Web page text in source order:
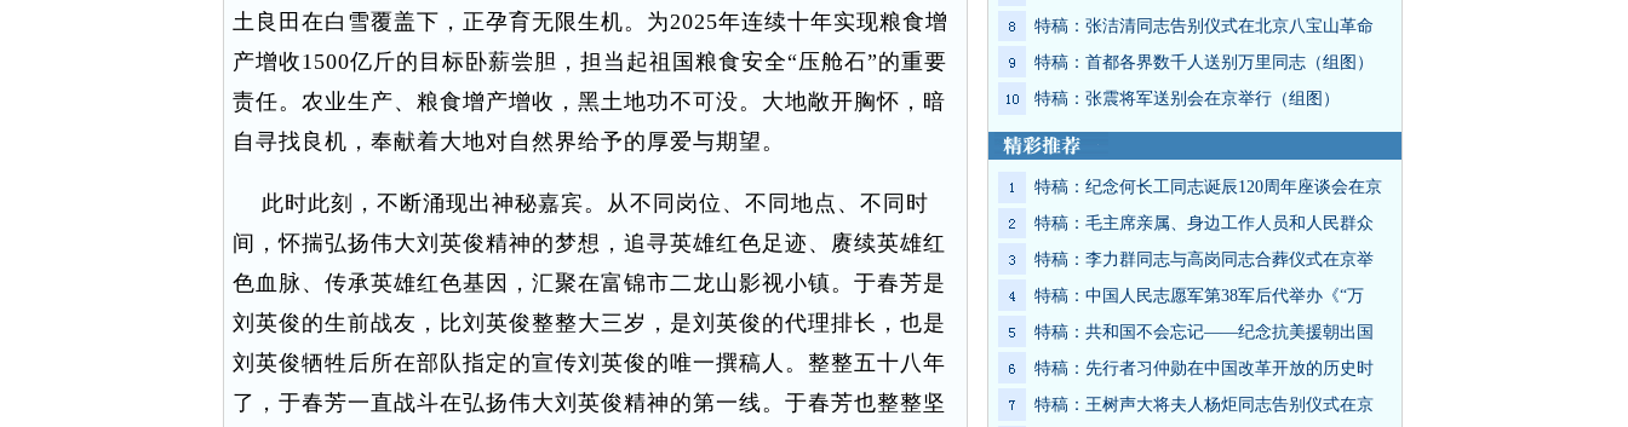
土良田在白雪覆盖下，正孕育无限生机。为2025年连续十年实现粮食增
产增收1500亿斤的目标卧薪尝胆，担当起祖国粮食安全“压舱石”的重要
责任。农业生产、粮食增产增收，黑土地功不可没。大地敞开胸怀，暗
自寻找良机，奉献着大地对自然界给予的厚爱与期望。
此时此刻，不断涌现出神秘嘉宾。从不同岗位、不同地点、不同时
间，怀揣弘扬伟大刘英俊精神的梦想，追寻英雄红色足迹、赓续英雄红
色血脉、传承英雄红色基因，汇聚在富锦市二龙山影视小镇。于春芳是
刘英俊的生前战友，比刘英俊整整大三岁，是刘英俊的代理排长，也是
刘英俊牺牲后所在部队指定的宣传刘英俊的唯一撰稿人。整整五十八年
了，于春芳一直战斗在弘扬伟大刘英俊精神的第一线。于春芳也整整坚
特稿：张洁清同志告别仪式在北京八宝山革命
特稿：首都各界数千人送别万里同志（组图）
特稿：张震将军送别会在京举行（组图）
特稿：纪念何长工同志诞辰120周年座谈会在京
特稿：毛主席亲属、身边工作人员和人民群众
特稿：李力群同志与高岗同志合葬仪式在京举
特稿：中国人民志愿军第38军后代举办《“万
特稿：共和国不会忘记——纪念抗美援朝出国
特稿：先行者习仲勋在中国改革开放的历史时
特稿：王树声大将夫人杨炬同志告别仪式在京